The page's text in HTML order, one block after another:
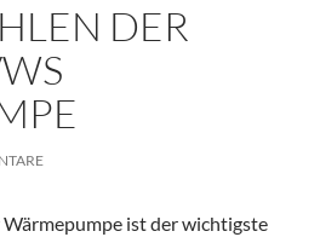
DER
ist der wichtigste